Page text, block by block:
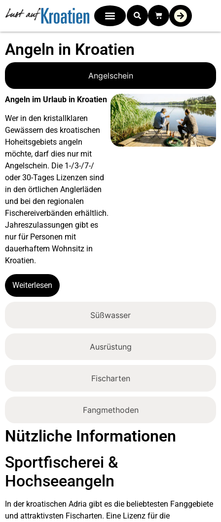
Angeln in Kroatien
Angelschein
Süßwasser
Ausrüstung
Fischarten
Fangmethoden
Angeln im Urlaub in Kroatien
Wer in den kristallklaren
Gewässern des kroatischen
Hoheitsgebiets angeln
möchte, darf dies nur mit
Angelschein. Die 1-/3-/7-/
oder 30-Tages Lizenzen sind
in den örtlichen Anglerläden
und bei den regionalen
Fischereiverbänden erhältlich.
Jahreszulassungen gibt es
nur für Personen mit
dauerhaftem Wohnsitz in
Kroatien.
Weiterlesen
Nützliche Informationen
Sportfischerei &
Hochseeangeln
In der kroatischen Adria gibt es die beliebtesten Fanggebiete
und attraktivsten Fischarten. Eine Lizenz für die